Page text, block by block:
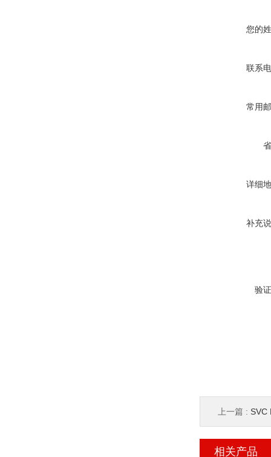
您的
联系
常用
详细
补充
验
上一篇 : SVC
相关产品